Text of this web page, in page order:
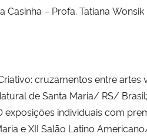
Casinha – Profa. Tatiana
cruzamentos entre artes
de Santa Maria/ RS/
individuais com
e XII Salão Latino